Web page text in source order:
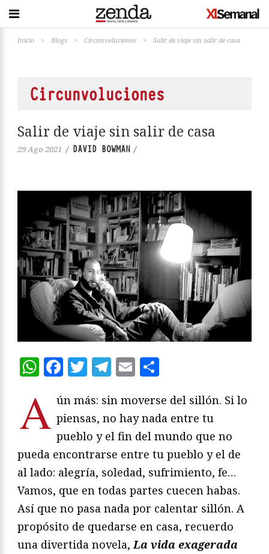
Inicio > Blogs > Circunvoluciones > Salir de viaje sin salir de casa
Circunvoluciones
Salir de viaje sin salir de casa
29 Ago 2021 / DAVID BOWMAN /
WhatsApp
Facebook
Twitter
Telegram
Email
A ún más: sin moverse del sillón. Si lo
piensas, no hay nada entre tu
pueblo y el fin del mundo que no
pueda encontrarse entre tu pueblo y el de
al lado: alegría, soledad, sufrimiento, fe…
Vamos, que en todas partes cuecen habas.
Así que no pasa nada por calentar sillón. A
propósito de quedarse en casa, recuerdo
una divertida novela,La vida exagerada